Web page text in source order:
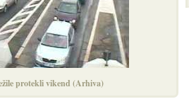
protekli vikend (Arhiva)